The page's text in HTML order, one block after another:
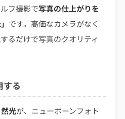
フ撮影で写真の仕上がりを
です。高価なカメラがなく
るだけで写真のクオリティ
する
光が、ニューボーンフォト